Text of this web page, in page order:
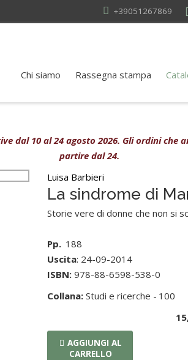
+39051267869
Chi siamo Rassegna stampa
dal 10 al 24 agosto 2026. Gli ordini che
partire dal 24.
Luisa Barbieri
La sindrome di
Storie vere di donne che non si
Pp. 188
Uscita: 24-09-2014
ISBN: 978-88-6598-538-0
Collana: Studi e ricerche - 100
AGGIUNGI AL
CARRELLO